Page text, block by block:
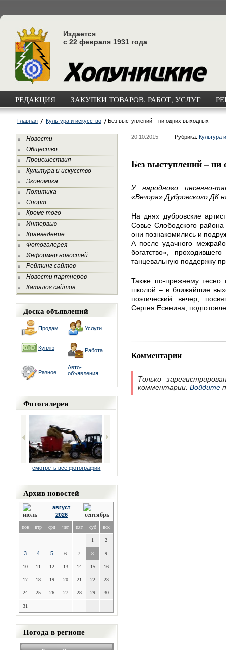
Издается
с 22 февраля 1931 года
РЕДАКЦИЯ ЗАКУПКИ ТОВАРОВ, РАБОТ, УСЛУГ
Главная Культура и искусство Без выступлений – ни одних выходных
Новости
Общество
Происшествия
Культура и искусство
Экономика
Политика
Спорт
Кроме того
Интервью
Краеведение
Фотогалерея
Информер новостей
Рейтинг сайтов
Новости партнеров
Каталог сайтов
Доска объявлений
Продам Услуги
Куплю Работа
Разное
Авто-
объявления
Фотогалерея
смотреть все фотографии
Архив новостей
август
2026
пон втр срд чет пят суб вск
1 2
3 4 5 6 7 8 9
10 11 12 13 14 15 16
17 18 19 20 21 22 23
24 25 26 27 28 29 30
31
Погода в регионе
20.10.2015 Рубрика: Культура
Без выступлений –
У народного песенно-
«Вечора» Дубровского ДК
На днях дубровские
Совье Слободского
они познакомились и
А после удачного
богатство»,
танцевальную поддержку
Также по-прежнему тесно
школой – в ближайшие
поэтический вечер,
Сергея Есенина,
Комментарии
Только
комментарии. Войдите